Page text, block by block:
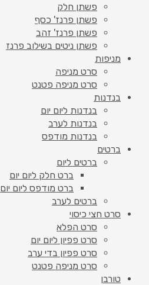
פשתן חלק
פשתן פרנז' כסף
פשתן פרנז' זהב
פשתן ניטים בשילוב פרנז
מניפות
סרט מניפה
סרט מניפה פטנט
בנדנות
בנדנות ליום יום
בנדנות לערב
בנדנות מודפס
ברטים
ברטים ליום
ברט חלק ליום יום
ברט מודפס ליום יום
ברטים לערב
סרט חצי כיסוי
סרט הפלא
סרט פפיון ליום יום
סרט פפיון בדי ערב
סרט מניפה פטנט
טורבן